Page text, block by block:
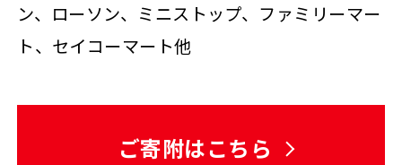
ン、ローソン、ミニストップ、ファミリーマー
ト、セイコーマート他
ご寄附はこちら